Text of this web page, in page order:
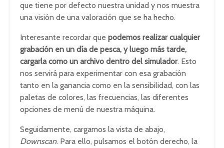
que tiene por defecto nuestra unidad y nos muestra
una visión de una valoración que se ha hecho.
Interesante recordar que podemos realizar cualquier
grabación en un día de pesca, y luego más tarde,
cargarla como un archivo dentro del simulador. Esto
nos servirá para experimentar con esa grabación
tanto en la ganancia como en la sensibilidad, con las
paletas de colores, las frecuencias, las diferentes
opciones de menú de nuestra máquina.
Seguidamente, cargamos la vista de abajo,
Downscan. Para ello, pulsamos el botón derecho, la